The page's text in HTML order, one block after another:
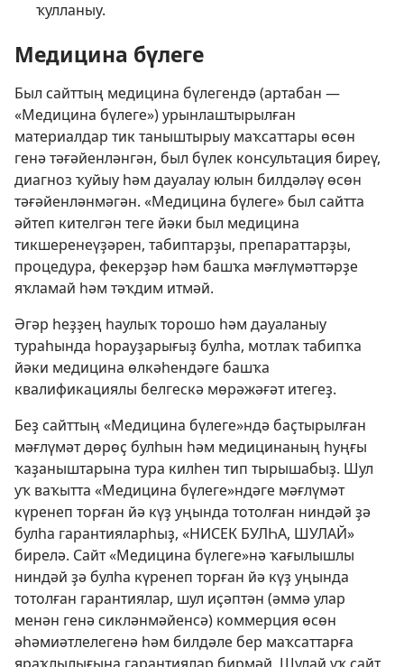
ҡулланыу.
Медицина бүлеге
Был сайттың медицина бүлегендә (артабан —
«Медицина бүлеге») урынлаштырылған
материалдар тик таныштырыу маҡсаттары өсөн
генә тәғәйенләнгән, был бүлек консультация биреү,
диагноз ҡуйыу һәм дауалау юлын билдәләү өсөн
тәғәйенләнмәгән. «Медицина бүлеге» был сайтта
әйтеп кителгән теге йәки был медицина
тикшеренеүҙәрен, табиптарҙы, препараттарҙы,
процедура, фекерҙәр һәм башҡа мәғлүмәттәрҙе
яҡламай һәм тәҡдим итмәй.
Әгәр һеҙҙең һаулыҡ торошо һәм дауаланыу
тураһында һорауҙарығыҙ булһа, мотлаҡ табипҡа
йәки медицина өлкәһендәге башҡа
квалификациялы белгескә мөрәжәғәт итегеҙ.
Беҙ сайттың «Медицина бүлеге»ндә баҫтырылған
мәғлүмәт дөрөҫ булһын һәм медицинаның һуңғы
ҡаҙаныштарына тура килһен тип тырышабыҙ. Шул
уҡ ваҡытта «Медицина бүлеге»ндәге мәғлүмәт
күренеп торған йә күҙ уңында тотолған ниндәй ҙә
булһа гарантияларһыҙ, «НИСЕК БУЛҺА, ШУЛАЙ»
бирелә. Сайт «Медицина бүлеге»нә ҡағылышлы
ниндәй ҙә булһа күренеп торған йә күҙ уңында
тотолған гарантиялар, шул иҫәптән (әммә улар
менән генә сикләнмәйенсә) коммерция өсөн
әһәмиәтлелегенә һәм билдәле бер маҡсаттарға